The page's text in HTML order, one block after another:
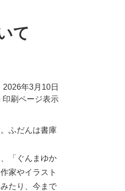
て
2026年3月10日
印刷ページ表示
ふだんは書庫
「ぐんまゆか
家やイラスト
たり、今まで